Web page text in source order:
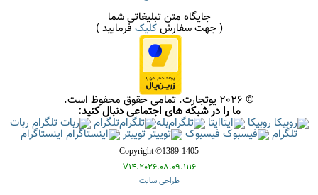
جایگاه متن تبلیغاتی شما
( جهت سفارشکلیک فرمایید )
© 2026 یوتجارت. تمامی حقوق محفوظ است.
ما را در شبکه های اجتماعی دنبال کنید:
روبیکا ایتا بله تلگرام ربات
تلگرام فیسبوک توییتر اینستاگرام
Copyright ©1389-1405
V14.2026.08.09.1116
طراحی سایت